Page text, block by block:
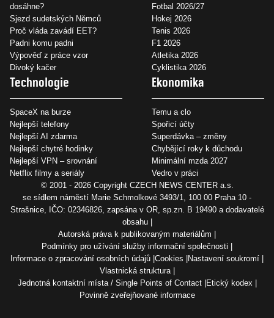
dosáhne?
Sjezd sudetských Němců
Proč vláda zavádí EET?
Padni komu padni
Výpověď z práce vzor
Divoký kačer
Fotbal 2026/27
Hokej 2026
Tenis 2026
F1 2026
Atletika 2026
Cyklistika 2026
Technologie
SpaceX na burze
Nejlepší telefony
Nejlepší AI zdarma
Nejlepší chytré hodinky
Nejlepší VPN – srovnání
Netflix filmy a seriály
Ekonomika
Temu a clo
Spořicí účty
Superdávka – změny
Chybějící roky k důchodu
Minimální mzda 2027
Vedro v práci
© 2001 - 2026 Copyright CZECH NEWS CENTER a.s.
se sídlem náměstí Marie Schmolkové 3493/1, 100 00 Praha 10 -
Strašnice, IČO: 02346826, zapsána v OR, sp.zn. B 19490 a dodavatelé
obsahu
Autorská práva k publikovaným materiálům
Podmínky pro užívání služby informační společnosti
Informace o zpracování osobních údajů Cookies
Nastavení soukromí
Vlastnická struktura
Jednotná kontaktní místa / Single Points of Contact
Etický kodex
Povinně zveřejňované informace